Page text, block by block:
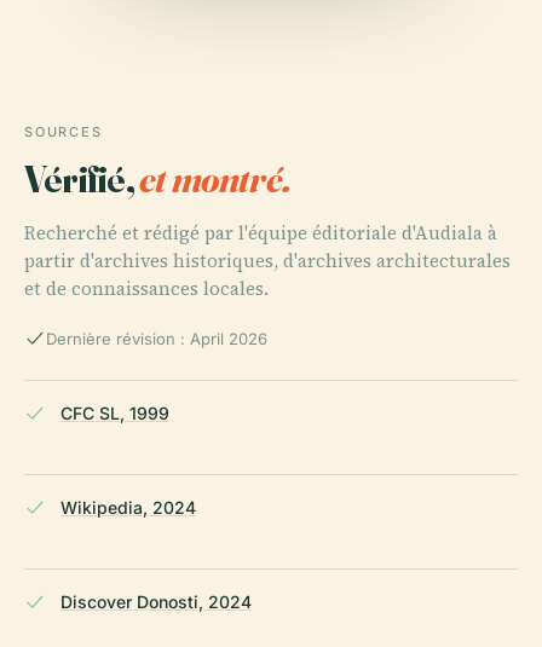
SOURCES
Vérifié,et montré.
Recherché et rédigé par l'équipe éditoriale d'Audiala à
partir d'archives historiques, d'archives architecturales
et de connaissances locales.
Dernière révision : April 2026
CFC SL, 1999
Wikipedia, 2024
Discover Donosti, 2024